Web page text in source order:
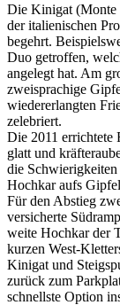
Die Kinigat (Monte
der italienischen
begehrt.
Duo getroffen,
angelegt hat. Am
zweisprachige
wiedererlangten
zelebriert.
Die 2011 errichtete
glatt und
die
Hochkar aufs
Für den Abstieg
versicherte
weite Hochkar der
kurzen West-
Kinigat und
zurück zum
schnellste Option